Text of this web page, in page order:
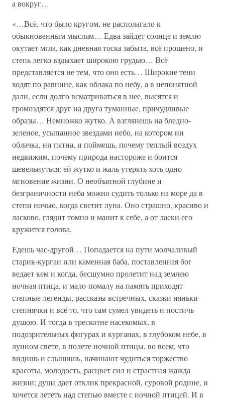
а вокруг…
«…Всё, что было кругом, не располагало к
обыкновенным мыслям… Едва зайдет солнце и землю
окутает мгла, как дневная тоска забыта, всё прощено, и
степь легко вздыхает широкою грудью… Всё
представляется не тем, что оно есть… Широкие тени
ходят по равнине, как облака по небу, а в непонятной
дали, если долго всматриваться в нее, высятся и
громоздятся друг на друга туманные, причудливые
образы… Немножко жутко. А взглянешь на бледно-
зеленое, усыпанное звездами небо, на котором ни
облачка, ни пятна, и поймешь, почему теплый воздух
недвижим, почему природа настороже и боится
шевельнуться: ей жутко и жаль утерять хоть одно
мгновение жизни. О необъятной глубине и
безграничности неба можно судить только на море да в
степи ночью, когда светит луна. Оно страшно, красиво и
ласково, глядит томно и манит к себе, а от ласки его
кружится голова.
Едешь час-другой… Попадается на пути молчаливый
старик-курган или каменная баба, поставленная бог
ведает кем и когда, бесшумно пролетит над землею
ночная птица, и мало-помалу на память приходят
степные легенды, рассказы встречных, сказки няньки-
степнячки и всё то, что сам сумел увидеть и постичь
душою. И тогда в трескотне насекомых, в
подозрительных фигурах и курганах, в глубоком небе, в
лунном свете, в полете ночной птицы, во всем, что
видишь и слышишь, начинают чудиться торжество
красоты, молодость, расцвет сил и страстная жажда
жизни; душа дает отклик прекрасной, суровой родине, и
хочется лететь над степью вместе с ночной птицей. И в